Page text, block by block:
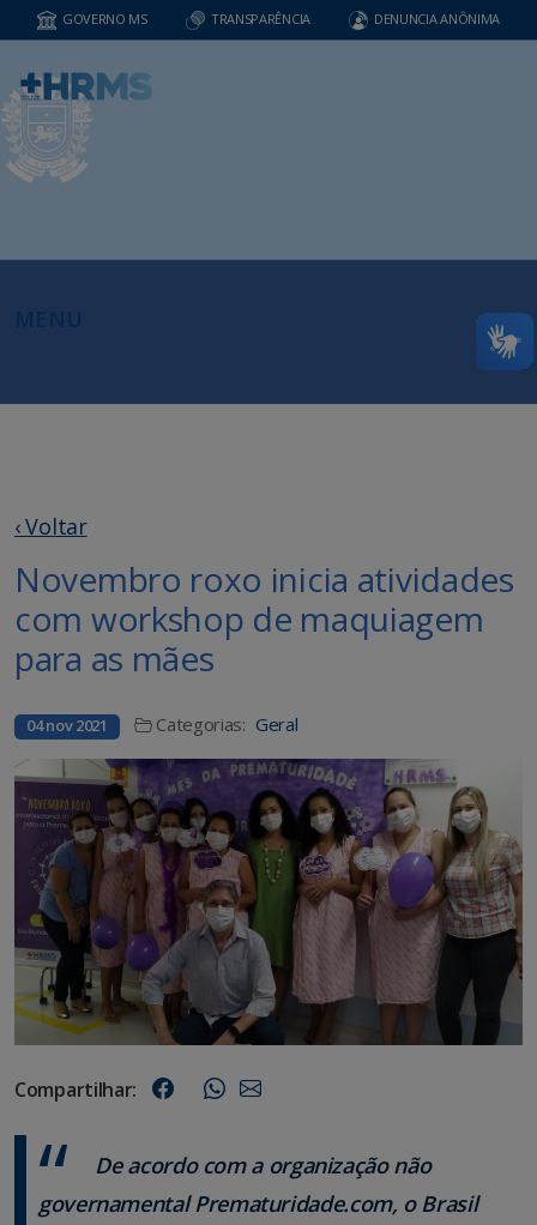
GOVERNO MS TRANSPARÊNCIA DENUNCIA ANÔNIMA
‹ Voltar
Novembro roxo inicia atividades
com workshop de maquiagem
para as mães
04 nov 2021 Categorias: Geral
Compartilhar:
De acordo com a organização não
governamental Prematuridade.com, o Brasil